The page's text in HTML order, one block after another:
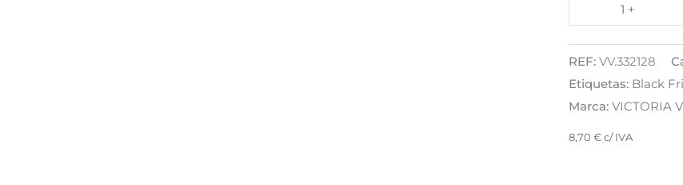
1 +
REF: VV.332128
Etiquetas: Black
Marca: VICTORIA
8,70 €c/ IVA